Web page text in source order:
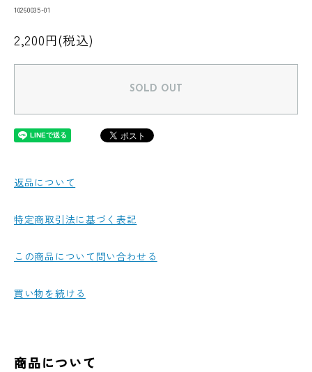
10260035-01
2,200円(税込)
SOLD OUT
返品について
特定商取引法に基づく表記
この商品について問い合わせる
買い物を続ける
商品について